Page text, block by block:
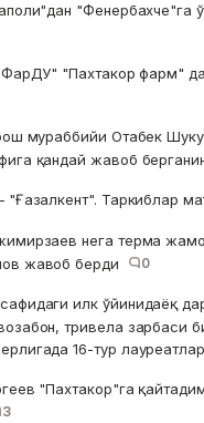
"Фенербахче"га
"Пахтакор фарм"
мураббийи Отабек
қандай жавоб
Таркиблар
нега терма
жавоб берди
0
илк ўйинидаёқ
тривела зарбаси
16-тур
"Пахтакор"га
3